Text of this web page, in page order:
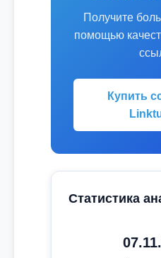
Получите
помощью
Купить
Статистика